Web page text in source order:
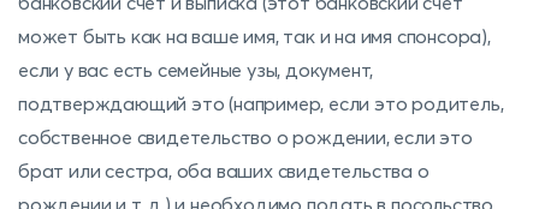
может быть как на ваше имя, так и на имя спонсора),
если у вас есть семейные узы, документ,
подтверждающий это (например, если это родитель,
собственное свидетельство о рождении, если это
брат или сестра, оба ваших свидетельства о
рождении и т. д.) и необходимо подать в посольство